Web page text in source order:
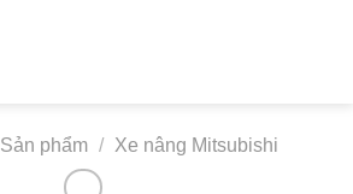
Sản phẩm / Xe nâng Mitsubishi